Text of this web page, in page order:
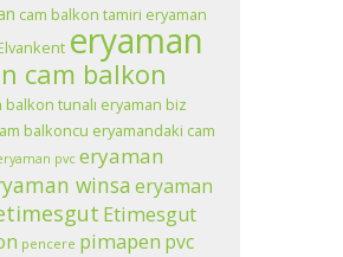
cam balkon tamiri eryaman
eryaman
cam balkon
balkon tunalı eryaman biz
balkoncu eryamandaki cam
pvc eryaman
winsa eryaman
Etimesgut
pencere pimapen pvc